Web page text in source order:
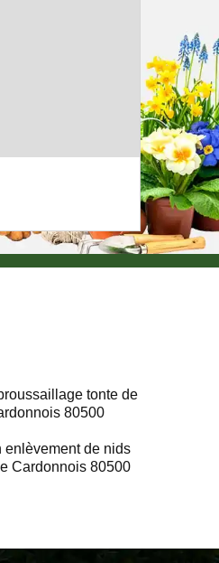
tonte de
80500
enlèvement de nids
Cardonnois 80500